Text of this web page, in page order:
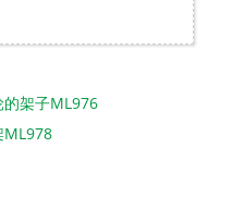
架子ML976
ML978